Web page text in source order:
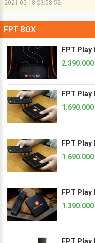
2021-05-18 23:58:52
FPT BOX
FPT Play
2.390.000
FPT Play
1.690.000
FPT Play
1.690.000
FPT Play
1.390.000